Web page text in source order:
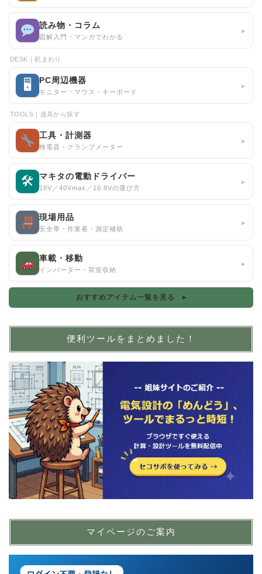
読み物・コラム
図解入門・マンガでわかる
▸
DESK｜机まわり
🖥 PC周辺機器
モニター・マウス・キーボード
▸
TOOLS｜道具から探す
工具・計測器
検電器・クランプメーター
▸
🛠 マキタの電動ドライバー
18V／40Vmax／10.8Vの選び方
▸
現場用品
安全帯・作業着・測定補助
▸
車載・移動
インバーター・荷室収納
▸
おすすめアイテム一覧を見る ▸
便利ツールをまとめました！
マイページのご案内